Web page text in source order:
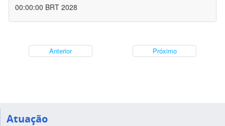
00:00:00 BRT 2028
Anterior Próximo
Atuação